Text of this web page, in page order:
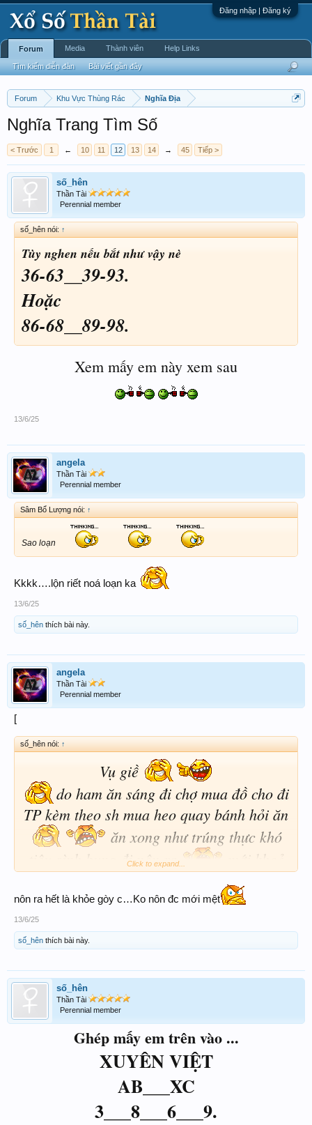
Đăng nhập | Đăng ký
Forum Khu Vực Thùng Rác Nghĩa Địa
Nghĩa Trang Tìm Số
< Trước 1 ← 10 11 12 13 14 → 45 Tiếp >
số_hên
Thần Tài
Perennial member
số_hên nói: ↑
Tùy nghen nếu bắt như vậy nè
36-63__39-93.
Hoặc
86-68__89-98.
Xem mấy em này xem sau
13/6/25
angela
Thần Tài
Perennial member
Sâm Bổ Lượng nói: ↑
Sao loạn
Kkkk….lộn riết noá loạn ka
13/6/25
số_hên thích bài này.
angela
Thần Tài
Perennial member
[
số_hên nói: ↑
Vụ giề
do ham ăn sáng đi chợ mua đồ cho đi
TP kèm theo sh mua heo quay bánh hỏi ăn
ăn xong như trúng thực khó
tiêu sình bụng đi nôn ra
mới khoẻ
Chưa ăn cơm luôn chắc bỏ cử chiều ăn
Click to expand...
nôn ra hết là khỏe gòy c…Ko nôn đc mới mệt
13/6/25
số_hên thích bài này.
số_hên
Thần Tài
Perennial member
Ghép mấy em trên vào ...
XUYÊN VIỆT
AB___XC
3___8___6___9.
Forum
Tìm kiếm diễn đàn Bài viết gần đây
Media Thành viên Help Links